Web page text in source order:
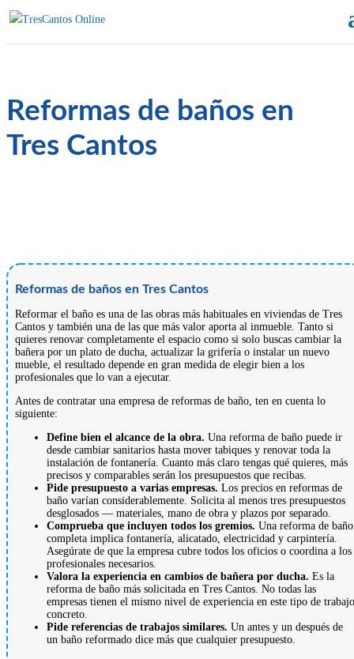
Reformas de baños en
Tres Cantos
Reformas de baños en Tres Cantos
Reformar el baño es una de las obras más habituales en viviendas de Tres
Cantos y también una de las que más valor aporta al inmueble. Tanto si
quieres renovar completamente el espacio como si solo buscas cambiar la
bañera por un plato de ducha, actualizar la grifería o instalar un nuevo
mueble, el resultado depende en gran medida de elegir bien a los
profesionales que lo van a ejecutar.
Antes de contratar una empresa de reformas de baño, ten en cuenta lo
siguiente:
Define bien el alcance de la obra. Una reforma de baño puede ir
desde cambiar sanitarios hasta mover tabiques y renovar toda la
instalación de fontanería. Cuanto más claro tengas qué quieres, más
precisos y comparables serán los presupuestos que recibas.
Pide presupuesto a varias empresas. Los precios en reformas de
baño varían considerablemente. Solicita al menos tres presupuestos
desglosados — materiales, mano de obra y plazos por separado.
Comprueba que incluyen todos los gremios. Una reforma de baño
completa implica fontanería, alicatado, electricidad y carpintería.
Asegúrate de que la empresa cubre todos los oficios o coordina a los
profesionales necesarios.
Valora la experiencia en cambios de bañera por ducha. Es la
reforma de baño más solicitada en Tres Cantos. No todas las
empresas tienen el mismo nivel de experiencia en este tipo de trabajo
concreto.
Pide referencias de trabajos similares. Un antes y un después de
un baño reformado dice más que cualquier presupuesto.